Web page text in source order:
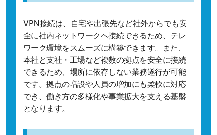
VPN接続は、自宅や出張先など社外からでも安
全に社内ネットワークへ接続できるため、テレ
ワーク環境をスムーズに構築できます。また、
本社と支社・工場など複数の拠点を安全に接続
できるため、場所に依存しない業務遂行が可能
です。拠点の増設や人員の増加にも柔軟に対応
でき、働き方の多様化や事業拡大を支える基盤
となります。